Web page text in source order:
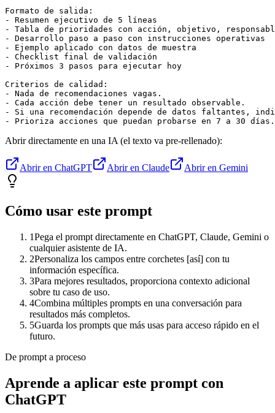
Formato de salida:
- Resumen ejecutivo de 5 líneas
- Tabla de prioridades con acción, objetivo,
- Desarrollo paso a paso con instrucciones operativas
- Ejemplo aplicado con datos de muestra
- Checklist final de validación
- Próximos 3 pasos para ejecutar hoy
Criterios de calidad:
- Nada de recomendaciones vagas.
- Cada acción debe tener un resultado observable.
- Si una recomendación depende de datos faltantes,
- Prioriza acciones que puedan probarse en 7 a 30 días.
Abrir directamente en una IA (el texto va pre-rellenado):
Abrir en ChatGPT Abrir en Claude Abrir en Gemini
Cómo usar este prompt
1Pega el prompt directamente en ChatGPT, Claude, Gemini o
cualquier asistente de IA.
2Personaliza los campos entre corchetes [así] con tu
información específica.
3Para mejores resultados, proporciona contexto adicional
sobre tu caso de uso.
4Combina múltiples prompts en una conversación para
resultados más completos.
5Guarda los prompts que más usas para acceso rápido en el
futuro.
De prompt a proceso
Aprende a aplicar este prompt con
ChatGPT